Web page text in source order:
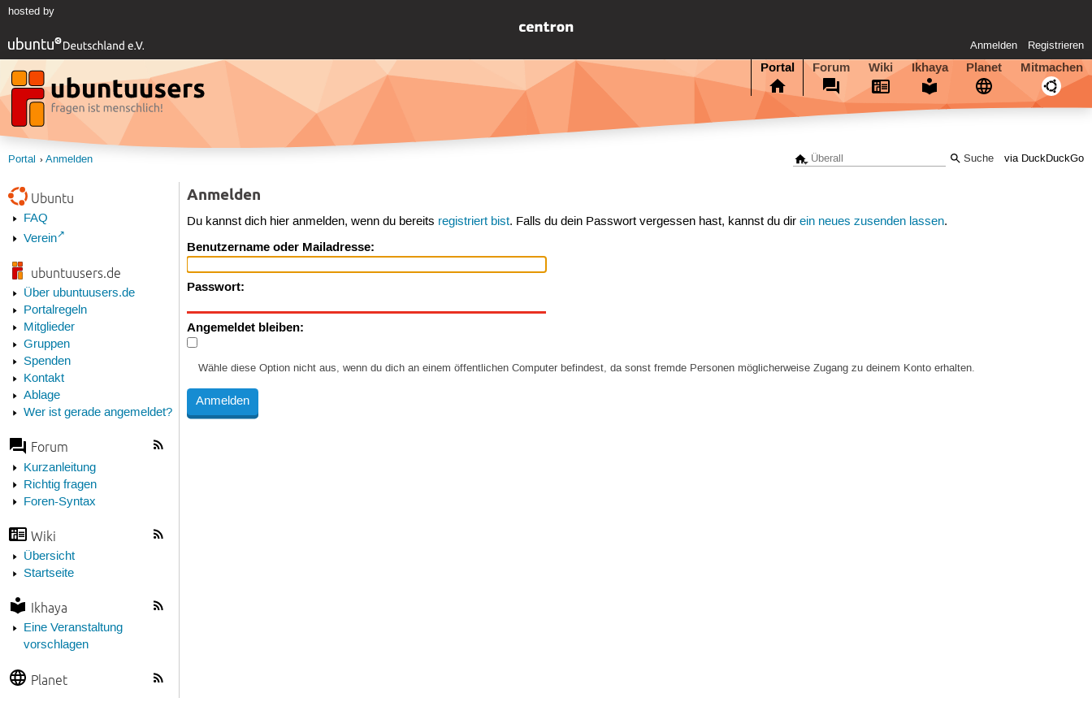
hosted by
Anmelden Registrieren
Portal Forum Wiki Ikhaya Planet Mitmachen
via DuckDuckGo
Portal Anmelden
Ubuntu
FAQ
Verein
ubuntuusers.de
Über ubuntuusers.de
Portalregeln
Mitglieder
Gruppen
Spenden
Kontakt
Ablage
Wer ist gerade angemeldet?
Forum
Kurzanleitung
Richtig fragen
Foren-Syntax
Wiki
Übersicht
Startseite
Ikhaya
Eine Veranstaltung
vorschlagen
Planet
Anmelden
Du kannst dich hier anmelden, wenn du bereits registriert bist. Falls du dein Passwort vergessen hast, kannst du direin neues zusenden lassen.
Benutzername oder Mailadresse:
Passwort:
Angemeldet bleiben:
Wähle diese Option nicht aus, wenn du dich an einem öffentlichen Computer befindest, da sonst fremde Personen möglicherweise Zugang zu deinem Konto erhalten.